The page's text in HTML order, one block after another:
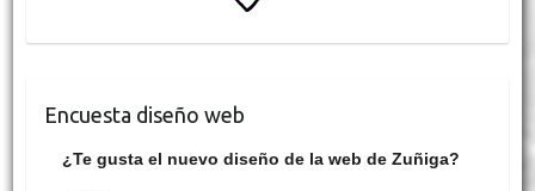
Encuesta diseño web
¿Te gusta el nuevo diseño de la web de Zuñiga?